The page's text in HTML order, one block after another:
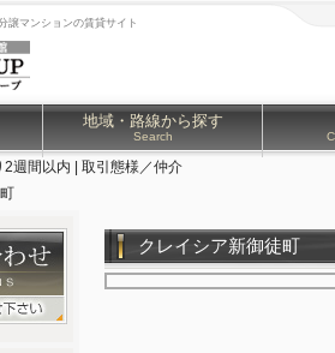
譲マンションの賃貸サイト
地域・路線から探す
Search
週間以内 | 取引態様／仲介
クレイシア新御徒町